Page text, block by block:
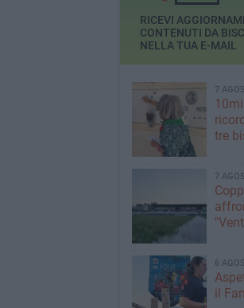
RICEVI
CONTENUTI DA
NELLA TUA E-MAIL
7
tre
7
6
il